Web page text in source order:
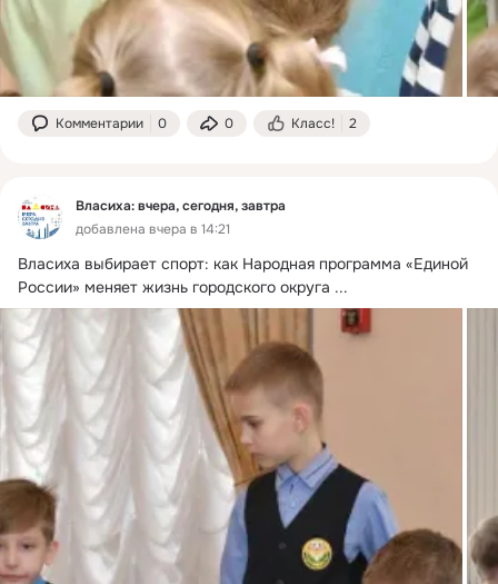
Комментарии 0 0 Класс! 2
Власиха: вчера, сегодня, завтра
добавлена вчера в 14:21
Власиха выбирает спорт: как Народная программа «Единой
России» меняет жизнь городского округа ...